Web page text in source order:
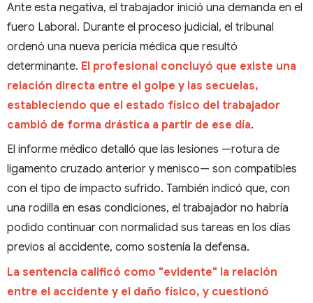
Ante esta negativa, el trabajador inició una demanda en el
fuero Laboral. Durante el proceso judicial, el tribunal
ordenó una nueva pericia médica que resultó
determinante. El profesional concluyó que existe una
relación directa entre el golpe y las secuelas,
estableciendo que el estado físico del trabajador
cambió de forma drástica a partir de ese día.
El informe médico detalló que las lesiones —rotura de
ligamento cruzado anterior y menisco— son compatibles
con el tipo de impacto sufrido. También indicó que, con
una rodilla en esas condiciones, el trabajador no habría
podido continuar con normalidad sus tareas en los días
previos al accidente, como sostenía la defensa.
La sentencia calificó como "evidente" la relación
entre el accidente y el daño físico, y cuestionó